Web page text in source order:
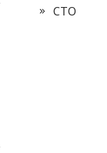
СТО